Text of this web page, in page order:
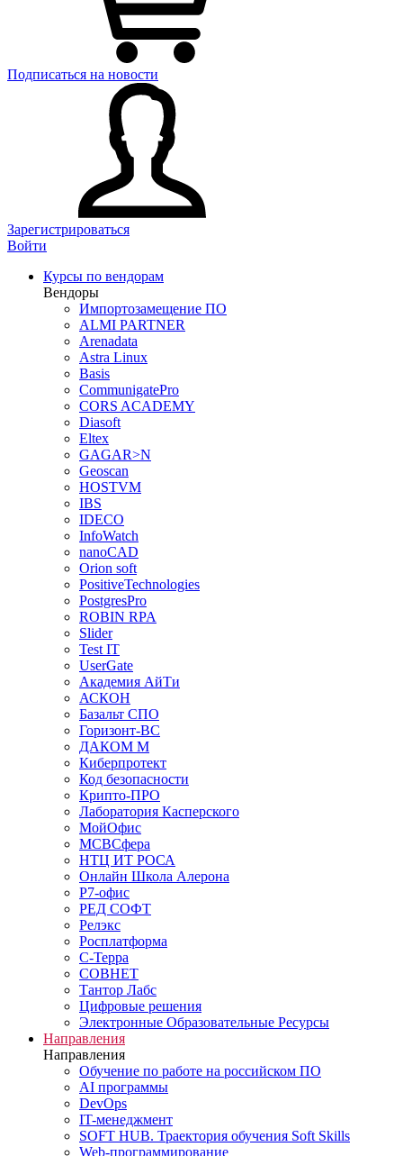
Подписаться на новости
Зарегистрироваться
Войти
Курсы по вендорам
Вендоры
Импортозамещение ПО
ALMI PARTNER
Arenadata
Astra Linux
Basis
CommunigatePro
CORS ACADEMY
Diasoft
Eltex
GAGAR>N
Geoscan
HOSTVM
IBS
IDECO
InfoWatch
nanoCAD
Orion soft
PositiveTechnologies
PostgresPro
ROBIN RPA
Slider
Test IT
UserGate
Академия АйТи
АСКОН
Базальт СПО
Горизонт-ВС
ДАКОМ М
Киберпротект
Код безопасности
Крипто-ПРО
Лаборатория Касперского
МойОфис
МСВСфера
НТЦ ИТ РОСА
Онлайн Школа Алерона
Р7-офис
РЕД СОФТ
Релэкс
Росплатформа
С-Терра
СОВНЕТ
Тантор Лабс
Цифровые решения
Электронные Образовательные Ресурсы
Направления
Направления
Обучение по работе на российском ПО
AI программы
DevOps
IT-менеджмент
SOFT HUB. Траектория обучения Soft Skills
Web-программирование